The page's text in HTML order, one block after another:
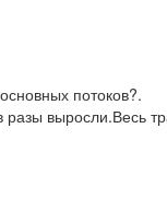
потоков?.
выросли.Весь